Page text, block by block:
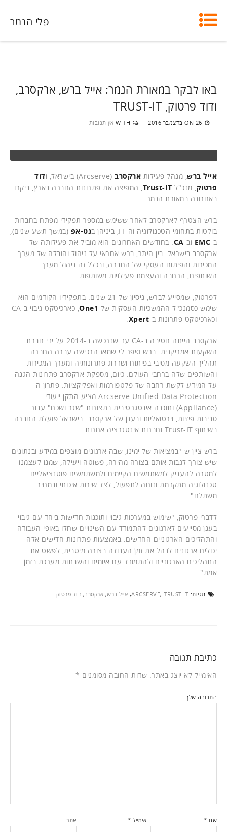
פלי הנמר
באו לבקר במאורת הנמר: אייל ברש, ארקסרב,
ודוד פרטוק, TRUST-IT
ON 26 בדצמבר 2016 WITH אין תגובות
אייל ברש, מנהל פעילות ארקסרב (Arcserve) בישראל, ו
דוד
פרטוק, מנכ"ל Trust-IT, המפיצה את פתרונות החברה בארץ, ביקרו
באחרונה במאורת הנמר.
ברש הצטרף לארקסרב לאחר ששימש במספר תפקידי מפתח בחברות
בולטות בתחומי הטכנולוגיה וה-IT, ביניהן ב
נט-אפ (במשך תשע שנים),
ב-EMC וב-CA. בחודשים האחרונים הוא מוביל את פעילותה של
ארקסרב בישראל. בין היתר, ברש אחראי על ניהול והובלה של מערך
המכירות והפיתוח העסקי של החברה, ובכלל זה ניהול מערך
השותפים, הרחבה והעצמת פעילויות משותפות.
לפרטוק, שמסייע לברש, ניסיון של 21 שנים. בתפקידיו הקודמים הוא
שימש כסמנכ"ל ההמשכיות העסקית של One1
, כארכיטקט גיבוי ב-CA
וכארכיטקט פתרונות ב-Xpert
.
ארקסרב הייתה חטיבה ב-CA עד שנרכשה ב-2014 על ידי חברת
השקעות אמריקנית. ברש סיפר לי שמאז הרכישה עברה החברה
תהליך השקעה מסיבי בפיתוח ושדרוג פתרונותיה ומערך המכירות
והשותפים שלה ברחבי העולם. כיום, מספקת ארקסרב פתרונות הגנה
על המידע לקשת רחבה של פלטפורמות ואפליקציות. פתרון ה-
Arcserve Unified Data Protection מציע התקן ייעודי
(Appliance) ותוכנה אינטגרטיבית בתצורות "שגר ושכח" עבור
סביבות פיזיות, וירטואליות ובענן של ארקסרב. בישראל פועלת החברה
בשיתוף Trust-IT וחברות אינטגרציה אחרות.
ברש ציין ש-"במציאות של ימינו, שבה ארגונים מוצפים במידע ובנתונים
שיש צורך לגבות אותם בצורה מהירה, פשוטה ויעילה, שמנו לעצמנו
למטרה להעניק למשתמשים הקיימים ולמשתמשים פוטנציאליים
טכנולוגיה מתקדמת ונוחה לתפעול, לצד שירות איכותי ובמחיר
משתלם".
לדברי פרטוק, "שימוש במערכות גיבוי ותוכנות חדישות ביחד עם גיבוי
בענן מסייעים לארגונים להתמודד עם השינויים שחלו באופי העבודה
והתהליכים הארגוניים החדשים. באמצעות פתרונות חדישים אלה
יכולים ארגונים לנהל את זמן העבודה בצורה מיטבית, לפשט את
התהליכים הארגוניים ולהתמודד עם איומים והשבתות מערכת בזמן
אמת".
תגיות: ARCSERVE, TRUST IT
, אייל ברש, ארקסרב, דוד פרטוק
כתיבת תגובה
האימייל לא יוצג באתר. שדות החובה מסומנים *
התגובה שלך
שם * אימייל * אתר